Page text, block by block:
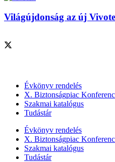
Világújdonság az új
Évkönyv rendelés
X. Biztonságpiac
Szakmai katalógus
Tudástár
Évkönyv rendelés
X. Biztonságpiac
Szakmai katalógus
Tudástár